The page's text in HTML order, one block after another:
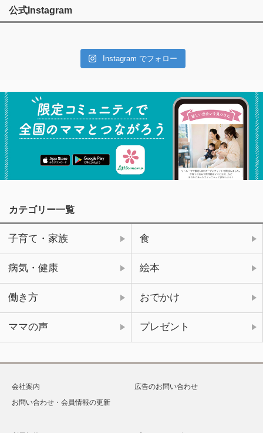
公式Instagram
Instagram でフォロー
カテゴリー一覧
子育て・家族 食
病気・健康 絵本
働き方 おでかけ
ママの声 プレゼント
会社案内
広告のお問い合わせ
お問い合わせ・会員情報の更新